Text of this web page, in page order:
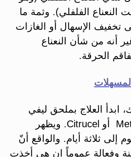
الفلفلي). وثمة ما
تخفيف الإسهال أو الغازات
أنه من شأن النعناع
الحرقة.
ابدأ العلاج بملحق ليفي
طبيعي مثل Metamucil أو Citrucel. ويظهر
إلى ثلاثة أيام. والواقع أنّ
وفعالة عموماً إن هي أخذت